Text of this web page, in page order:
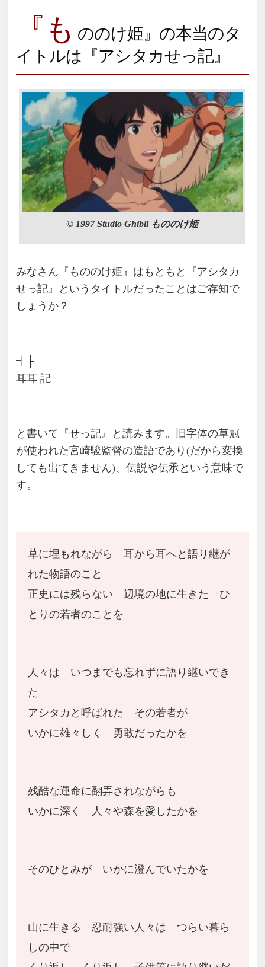
『も ののけ姫』の本当のタ
イトルは『アシタカせっ記』
© 1997 Studio Ghibli もののけ姫
みなさん『もののけ姫』はもともと『アシタカ
せっ記』というタイトルだったことはご存知で
しょうか？
┥├
耳耳 記
と書いて『せっ記』と読みます。旧字体の草冠
が使われた宮崎駿監督の造語であり(だから変換
しても出てきません)、伝説や伝承という意味で
す。
草に埋もれながら 耳から耳へと語り継が
れた物語のこと
正史には残らない 辺境の地に生きた ひ
とりの若者のことを
人々は いつまでも忘れずに語り継いでき
た
アシタカと呼ばれた その若者が
いかに雄々しく 勇敢だったかを
残酷な運命に翻弄されながらも
いかに深く 人々や森を愛したかを
そのひとみが いかに澄んでいたかを
山に生きる 忍耐強い人々は つらい暮ら
しの中で